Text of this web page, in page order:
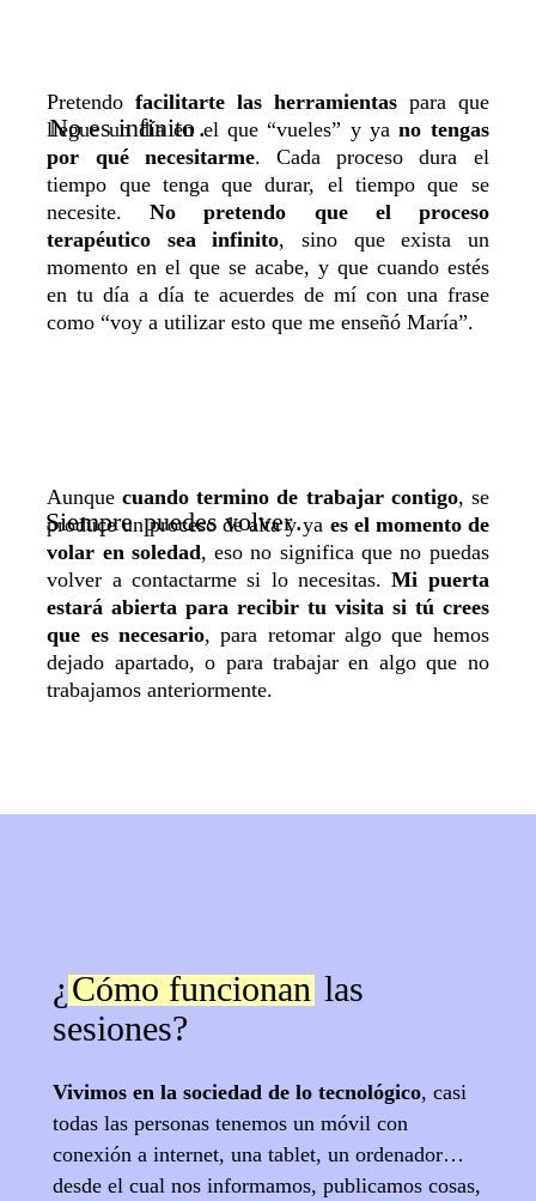
No es infinito.
Pretendofacilitarte las herramientaspara que
llegue un día en el que “vueles” y yano tengas
por qué necesitarme. Cada proceso dura el
tiempo que tenga que durar, el tiempo que se
necesite.No pretendo que el proceso
terapéutico sea infinito, sino que exista un
momento en el que se acabe, y que cuando estés
en tu día a día te acuerdes de mí con una frase
como “voy a utilizar esto que me enseñó María”.
Siemprepuedes volver.
Aunquecuando termino de trabajar contigo, se
produce un proceso de alta y ya es el momento de
volar en soledad, eso no significa que no puedas
volver a contactarme si lo necesitas.Mi puerta
estará abierta para recibir tu visita si tú crees
que es necesario, para retomar algo que hemos
dejado apartado, o para trabajar en algo que no
trabajamos anteriormente.
¿ Cómo funcionanlas
sesiones?
Vivimos en la sociedad de lo tecnológico, casi
todas las personas tenemos un móvil con
conexión a internet, una tablet, un ordenador…
desde el cual nos informamos, publicamos cosas,